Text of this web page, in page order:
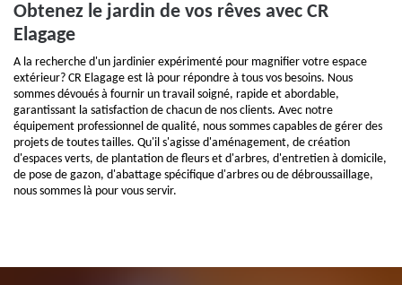
Obtenez le jardin de vos rêves avec CR
Elagage
A la recherche d'un jardinier expérimenté pour magnifier votre espace
extérieur? CR Elagage est là pour répondre à tous vos besoins. Nous
sommes dévoués à fournir un travail soigné, rapide et abordable,
garantissant la satisfaction de chacun de nos clients. Avec notre
équipement professionnel de qualité, nous sommes capables de gérer des
projets de toutes tailles. Qu'il s'agisse d'aménagement, de création
d'espaces verts, de plantation de fleurs et d'arbres, d'entretien à domicile,
de pose de gazon, d'abattage spécifique d'arbres ou de débroussaillage,
nous sommes là pour vous servir.